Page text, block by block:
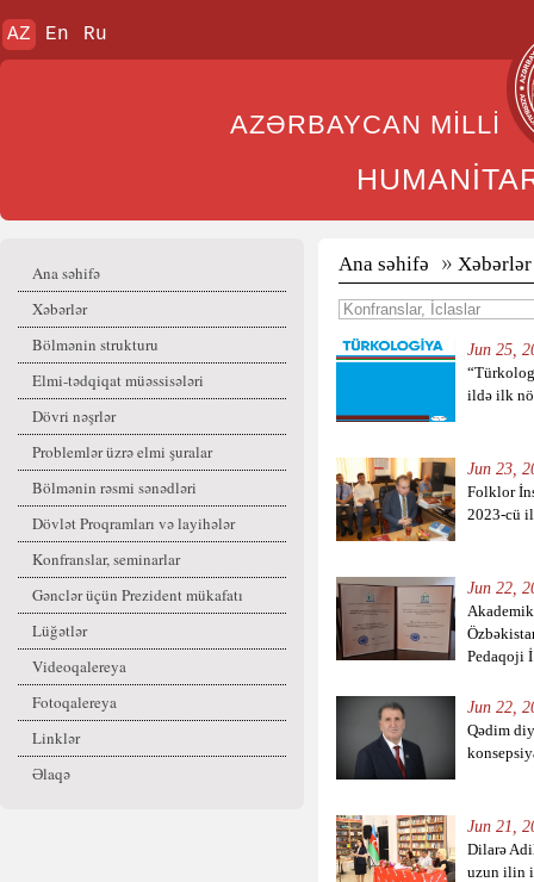
AZ En Ru
AZƏRBAYCAN
Ana səhifə
Xəbərlər
Bölmənin strukturu
Elmi-tədqiqat müəssisələri
Dövri nəşrlər
Problemlər üzrə elmi şuralar
Bölmənin rəsmi sənədləri
Dövlət Proqramları və layihələr
Konfranslar, seminarlar
Gənclər üçün Prezident mükafatı
Lüğətlər
Videoqalereya
Fotoqalereya
Linklər
Əlaqə
Ana səhifə Xəbərlər
Jun 25,
ildə ilk
Jun 23,
Folklor
2023-cü
Jun 22,
Pedaqoji
Jun 22,
Qədim
Jun 21,
Dilarə
uzun ilin